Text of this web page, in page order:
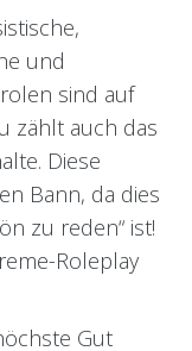
und
sind auf
zählt auch das
Diese
Bann, da dies
zu reden“ ist!
Roleplay
Gut